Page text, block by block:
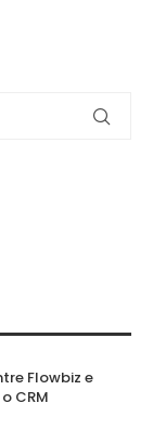
Flowbiz e
CRM